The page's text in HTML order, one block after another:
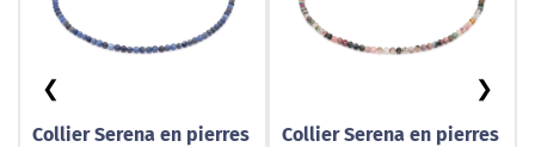
Collier Serena en pierres
Collier Serena en pierres
❮ ❯